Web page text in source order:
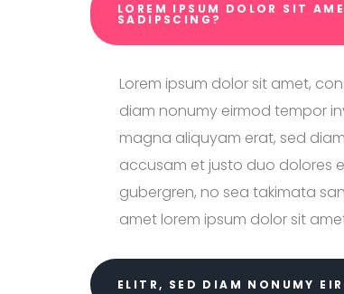
LOREM IPSUM DOLOR SIT
SADIPSCING?
Lorem ipsum dolor sit amet,
diam nonumy eirmod tempor
magna aliquyam erat, sed
accusam et justo duo dolores
gubergren, no sea takimata
amet lorem ipsum dolor sit
ELITR, SED DIAM NONUMY